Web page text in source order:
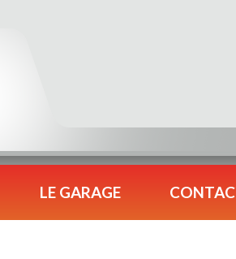
LE GARAGE